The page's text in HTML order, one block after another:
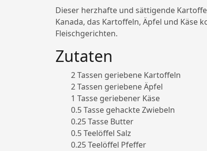
Dieser herzhafte und sättigende
Kanada, das Kartoffeln, Äpfel und Käse
Fleischgerichten.
Zutaten
2 Tassen geriebene Kartoffeln
2 Tassen geriebene Äpfel
1 Tasse geriebener Käse
0.5 Tasse gehackte Zwiebeln
0.25 Tasse Butter
0.5 Teelöffel Salz
0.25 Teelöffel Pfeffer